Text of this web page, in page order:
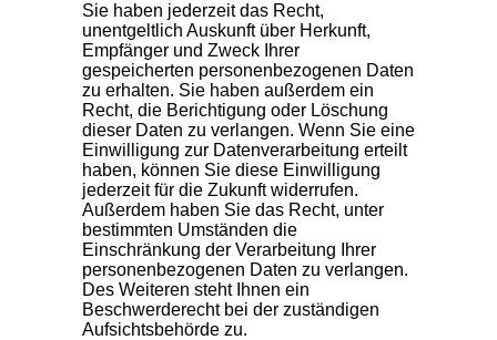
Sie haben jederzeit das Recht,
unentgeltlich Auskunft über Herkunft,
Empfänger und Zweck Ihrer
gespeicherten personenbezogenen Daten
zu erhalten. Sie haben außerdem ein
Recht, die Berichtigung oder Löschung
dieser Daten zu verlangen. Wenn Sie eine
Einwilligung zur Datenverarbeitung erteilt
haben, können Sie diese Einwilligung
jederzeit für die Zukunft widerrufen.
Außerdem haben Sie das Recht, unter
bestimmten Umständen die
Einschränkung der Verarbeitung Ihrer
personenbezogenen Daten zu verlangen.
Des Weiteren steht Ihnen ein
Beschwerderecht bei der zuständigen
Aufsichtsbehörde zu.